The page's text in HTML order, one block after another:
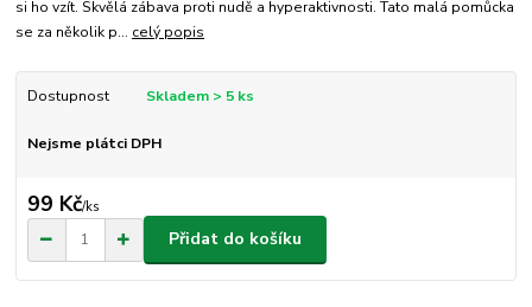
si ho vzít. Skvělá zábava proti nudě a hyperaktivnosti. Tato malá pomůcka
se za několik p... celý popis
Dostupnost Skladem > 5 ks
Nejsme plátci DPH
99 Kč/ks
Přidat do košíku